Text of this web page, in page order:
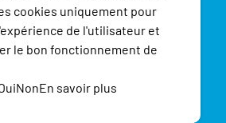
LIRE
cookies uniquement pour
de l'utilisateur et
le bon fonctionnement de
NonEn savoir plus